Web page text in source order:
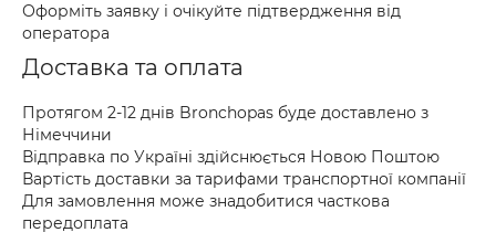
Оформіть заявку і очікуйте підтвердження від
оператора
Доставка та оплата
Протягом 2-12 днів Bronchopas буде доставлено з
Німеччини
Відправка по Україні здійснюється Новою Поштою
Вартість доставки за тарифами транспортної компанії
Для замовлення може знадобитися часткова
передоплата